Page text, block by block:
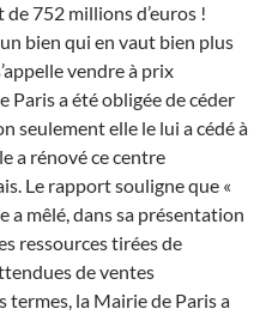
752 millions d’euros !
bien qui en vaut bien plus
vendre à prix
a été obligée de céder
seulement elle le lui a cédé à
a rénové ce centre
Le rapport souligne que «
a mêlé, dans sa présentation
ressources tirées de
de ventes
termes, la Mairie de Paris a